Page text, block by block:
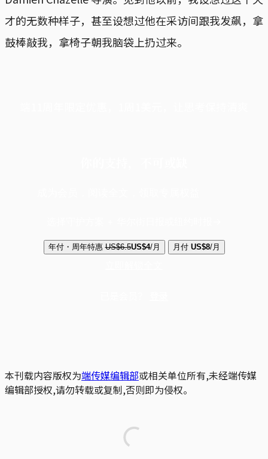
才的无数种样子，甚至设想过他在采访间跟我发飙，拿
鼓棒敲我，拿椅子朝我脑袋上扔过来。
年付・周年特惠 US$6.5US$4/月 月付 US$8/月
本刊载内容版权为端传媒编辑部或相关单位所有,未经端传媒
编辑部授权,请勿转载或复制,否则即为侵权。